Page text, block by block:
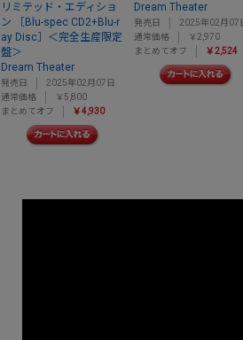
リミテッド・エディショ
ン ［Blu-spec CD2+Blu-r
ay Disc］＜完全生産限定
盤＞
Dream Theater
発売日
2025年02月07日
通常価格
￥5,800
まとめてオフ
￥4,930
Dream Theater
発売日
2025年02月07
通常価格
￥2,970
まとめてオフ
￥2,524